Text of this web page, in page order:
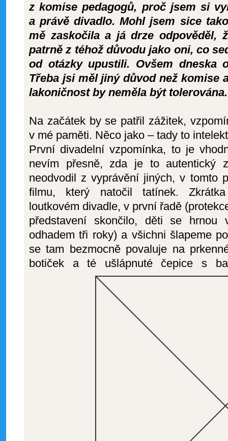
z komise pedagogů, proč jsem si
a právě divadlo. Mohl jsem sice
mě zaskočila a já drze odpověděl,
patrně z téhož důvodu jako oni, co
od otázky upustili. Ovšem dneska
Třeba jsi měl jiný důvod než komise
lakoničnost by neměla být tolerována.
Na začátek by se patřil zážitek,
v mé paměti. Něco jako – tady to
První divadelní vzpomínka, to je
nevím přesně, zda je to autentický
neodvodil z vyprávění jiných, v tomto
filmu, který natočil tatínek.
loutkovém divadle, v první řadě
představení skončilo, děti se
odhadem tři roky) a všichni šlapeme
se tam bezmocně povaluje na
botiček a té ušlápnuté čepice s